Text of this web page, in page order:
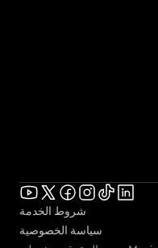
شروط الخدمة
سياسة الخصوصية